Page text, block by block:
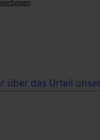
über das Urteil